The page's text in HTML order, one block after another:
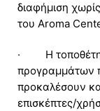
διαφήμιση
του Aroma
· H
προγραμμάτων
προκαλέσουν
επισκέπτες/